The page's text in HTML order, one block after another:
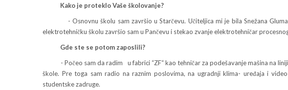
Kako je proteklo Vaše školovanje?
- Osnovnu školu sam završio u Starčevu. Učiteljica mi je bila Snežana
elektrotehničku školu završio sam u Pančevu i stekao zvanje elektrotehničar
Gde ste se potom zaposlili?
- Počeo sam da radim u fabrici “ZF“ kao tehničar za podešavanje mašina na
škole. Pre toga sam radio na raznim poslovima, na ugradnji klima- uređaja i
studentske zadruge.